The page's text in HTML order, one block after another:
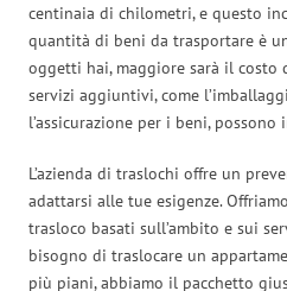
centinaia di chilometri, e questo
quantità di beni da trasportare è
oggetti hai, maggiore sarà il costo
servizi aggiuntivi, come
l’assicurazione per i beni,
L’azienda di traslochi offre un
adattarsi alle tue esigenze.
trasloco basati sull’ambito e sui
bisogno di traslocare un
più piani, abbiamo il pacchetto